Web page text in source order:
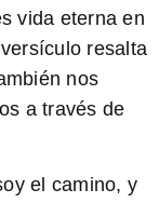
vida eterna en
resalta
nos
a través de
el camino, y